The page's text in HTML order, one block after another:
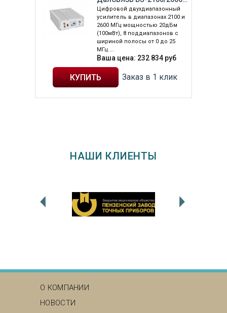
Цифровой двухдиапазонный
усилитель в диапазонах 2100 и
2600 МГц мощностью 20дБм
(100мВт), 8 поддиапазонов с
шириной полосы от 0 до 25
МГц....
Ваша цена: 232 834 руб
Заказ в 1 клик
НАШИ КЛИЕНТЫ
О КОМПАНИИ
НОВОСТИ